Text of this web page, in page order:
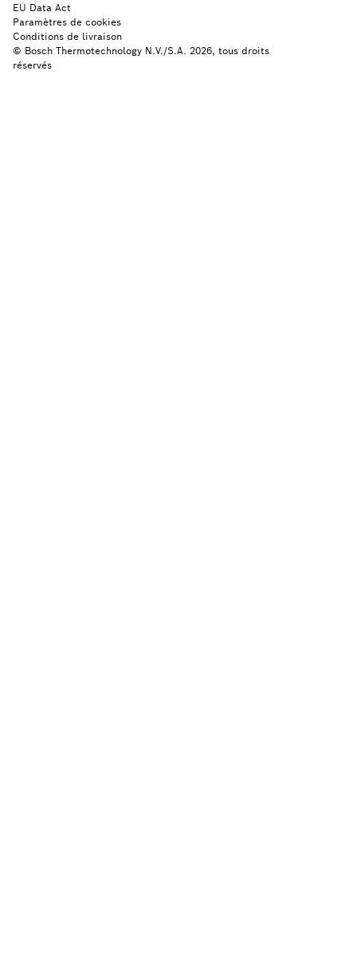
© Bosch Thermotechnology N.V./S.A. 2026, tous droits
réservés
EU Data Act
Paramètres de cookies
Conditions de livraison